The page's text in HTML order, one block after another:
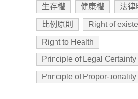
生存權 健康權 法律
比例原則 Right of
Right to Health
Principle of Legal Certainty
Principle of Propor-tionality